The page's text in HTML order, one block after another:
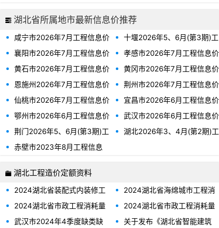
湖北省所属地市最新信息价推荐
咸宁市2026年7月工程信息价
十堰2026年5、6月(第3期)工
程信息价
襄阳市2026年7月工程信息价
孝感市2026年7月工程信息价
黄石市2026年7月工程信息价
黄冈市2026年7月工程信息价
恩施州2026年7月工程信息价
荆州市2026年7月工程信息价
仙桃市2026年7月工程信息价
宜昌市2026年6月工程信息价
鄂州市2026年6月工程信息价
武汉市2026年6月工程信息价
荆门2026年5、6月(第3期)工
程信息价
湖北2026年3、4月(第2期)工
赤壁市2023年8月工程信息
湖北工程造价定额资料
2024湖北省装配式内装修工
程消耗量定额及全费用基价表
2024湖北省海绵城市工程消
耗量定额及全费用基价表
2024湖北省市政工程消耗量
定额及全费用基价表(第十册
2024湖北省市政工程消耗量
定额及全费用基价表(第七册
武汉市2024年4季度缺类缺
关于发布《湖北省智能建筑